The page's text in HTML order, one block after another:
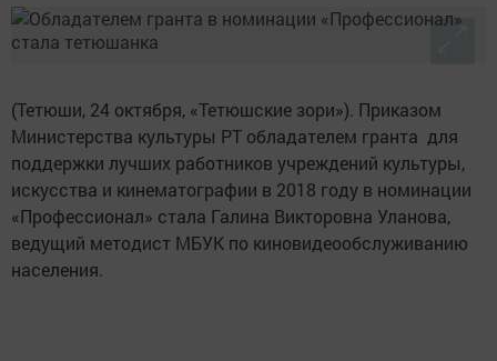
(Тетюши, 24 октября, «Тетюшские зори»). Приказом
Министерства культуры РТ обладателем гранта для
поддержки лучших работников учреждений культуры,
искусства и кинематографии в 2018 году в номинации
«Профессионал» стала Галина Викторовна Уланова,
ведущий методист МБУК по киновидеообслуживанию
населения.